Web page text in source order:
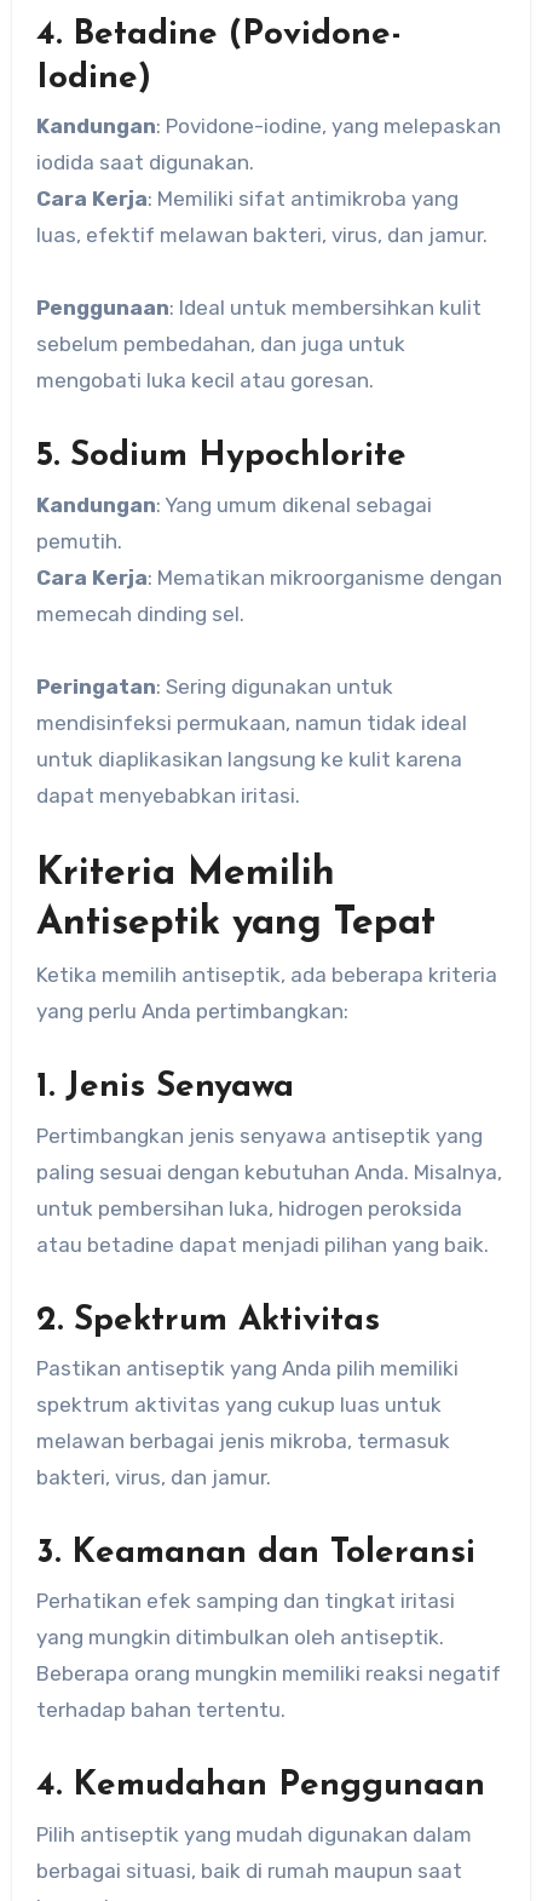
4. Betadine (Povidone-
Iodine)
Kandungan: Povidone-iodine, yang melepaskan
iodida saat digunakan.
Cara Kerja: Memiliki sifat antimikroba yang
luas, efektif melawan bakteri, virus, dan jamur.
Penggunaan: Ideal untuk membersihkan kulit
sebelum pembedahan, dan juga untuk
mengobati luka kecil atau goresan.
5. Sodium Hypochlorite
Kandungan: Yang umum dikenal sebagai
pemutih.
Cara Kerja: Mematikan mikroorganisme dengan
memecah dinding sel.
Peringatan: Sering digunakan untuk
mendisinfeksi permukaan, namun tidak ideal
untuk diaplikasikan langsung ke kulit karena
dapat menyebabkan iritasi.
Kriteria Memilih
Antiseptik yang Tepat
Ketika memilih antiseptik, ada beberapa kriteria
yang perlu Anda pertimbangkan:
1. Jenis Senyawa
Pertimbangkan jenis senyawa antiseptik yang
paling sesuai dengan kebutuhan Anda. Misalnya,
untuk pembersihan luka, hidrogen peroksida
atau betadine dapat menjadi pilihan yang baik.
2. Spektrum Aktivitas
Pastikan antiseptik yang Anda pilih memiliki
spektrum aktivitas yang cukup luas untuk
melawan berbagai jenis mikroba, termasuk
bakteri, virus, dan jamur.
3. Keamanan dan Toleransi
Perhatikan efek samping dan tingkat iritasi
yang mungkin ditimbulkan oleh antiseptik.
Beberapa orang mungkin memiliki reaksi negatif
terhadap bahan tertentu.
4. Kemudahan Penggunaan
Pilih antiseptik yang mudah digunakan dalam
berbagai situasi, baik di rumah maupun saat